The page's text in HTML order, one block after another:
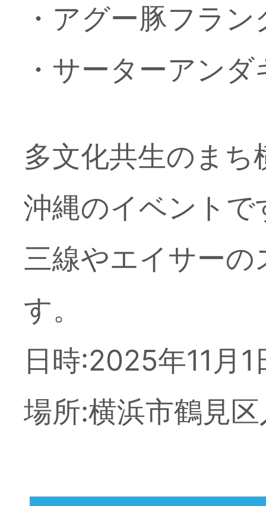
・アグー豚フラン
・サーターアンダ
多文化共生のま
沖縄のイベントで
三線やエイサー
す。
日時:2025年11月
場所:横浜市鶴見